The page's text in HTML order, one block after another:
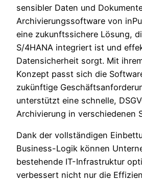
sensibler Daten und
Archivierungssoftware von
eine zukunftssichere Lösung,
S/4HANA integriert ist und
Datensicherheit sorgt. Mit
Konzept passt sich die
zukünftige
unterstützt eine schnelle,
Archivierung in verschiedenen
Dank der vollständigen
Business-Logik können
bestehende IT-Infrastruktur
verbessert nicht nur die